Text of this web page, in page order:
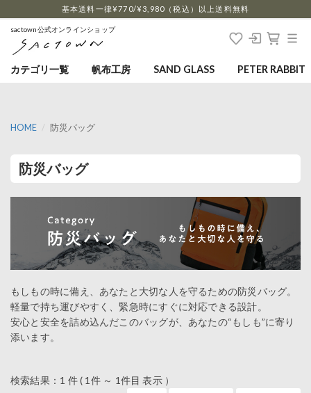
基本送料一律¥770/¥3,980（税込）以上送料無料
sactown公式オンラインショップ
カテゴリ一覧 帆布工房 SAND GLASS PETER RABBIT
HOME 防災バッグ
防災バッグ
もしもの時に備え、あなたと大切な人を守るための防災バッグ。
軽量で持ち運びやすく、緊急時にすぐに対応できる設計。
安心と安全を詰め込んだこのバッグが、あなたの“もしも”に寄り
添います。
検索結果：1 件 ( 1件 ～ 1件目 表示 ）